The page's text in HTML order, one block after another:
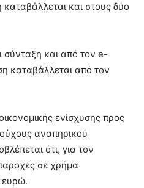
καταβάλλεται και στους δύο
σύνταξη και από τον e-
καταβάλλεται από τον
ενίσχυσης προς
αναπηρικού
ότι, για τον
σε χρήμα
ευρώ.